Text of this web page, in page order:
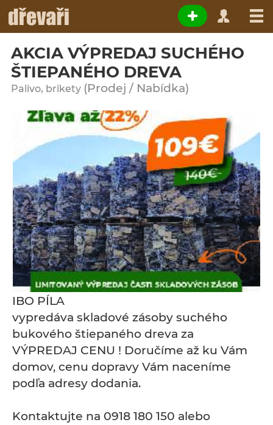
AKCIA VÝPREDAJ SUCHÉHO
ŠTIEPANÉHO DREVA
Palivo, brikety (Prodej / Nabídka)
IBO PÍLA
vypredáva skladové zásoby suchého
bukového štiepaného dreva za
VÝPREDAJ CENU ! Doručíme až ku Vám
domov, cenu dopravy Vám naceníme
podľa adresy dodania.
Kontaktujte na 0918 180 150 alebo